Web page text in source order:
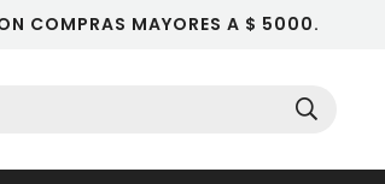
COMPRAS MAYORES A $ 5000.